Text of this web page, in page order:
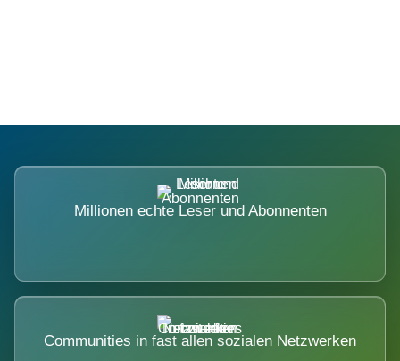
Millionen echte Leser und Abonnenten
Communities in fast allen sozialen Netzwerken